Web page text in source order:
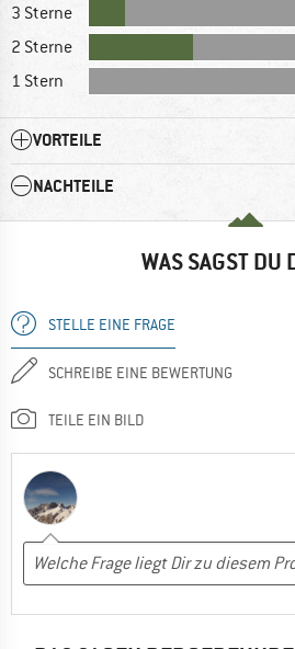
3 Sterne
2 Sterne
1 Stern
VORTEILE
NACHTEILE
WAS SAGST DU
STELLE EINE FRAGE
SCHREIBE EINE BEWERTUNG
TEILE EIN BILD